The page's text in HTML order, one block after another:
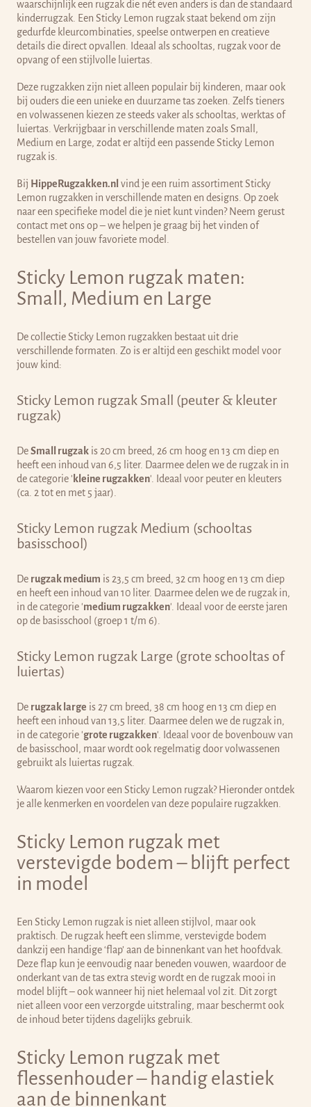
waarschijnlijk een rugzak die nét even anders is dan de standaard
kinderrugzak. Een Sticky Lemon rugzak staat bekend om zijn
gedurfde kleurcombinaties, speelse ontwerpen en creatieve
details die direct opvallen. Ideaal als schooltas, rugzak voor de
opvang of een stijlvolle luiertas.
Deze rugzakken zijn niet alleen populair bij kinderen, maar ook
bij ouders die een unieke en duurzame tas zoeken. Zelfs tieners
en volwassenen kiezen ze steeds vaker als schooltas, werktas of
luiertas. Verkrijgbaar in verschillende maten zoals Small,
Medium en Large, zodat er altijd een passende Sticky Lemon
rugzak is.
Bij HippeRugzakken.nl vind je een ruim assortiment Sticky
Lemon rugzakken in verschillende maten en designs. Op zoek
naar een specifieke model die je niet kunt vinden? Neem gerust
contact met ons op – we helpen je graag bij het vinden of
bestellen van jouw favoriete model.
Sticky Lemon rugzak maten:
Small, Medium en Large
De collectie Sticky Lemon rugzakken bestaat uit drie
verschillende formaten. Zo is er altijd een geschikt model voor
jouw kind:
Sticky Lemon rugzak Small (peuter & kleuter
rugzak)
DeSmall rugzak is 20 cm breed, 26 cm hoog en 13 cm diep en
heeft een inhoud van 6,5 liter. Daarmee delen we de rugzak in in
de categorie ' kleine rugzakken'. Ideaal voor peuter en kleuters
(ca. 2 tot en met 5 jaar).
Sticky Lemon rugzak Medium (schooltas
basisschool)
De rugzak medium is 23,5 cm breed, 32 cm hoog en 13 cm diep
en heeft een inhoud van 10 liter. Daarmee delen we de rugzak in,
in de categorie 'medium rugzakken'. Ideaal voor de eerste jaren
op de basisschool (groep 1 t/m 6).
Sticky Lemon rugzak Large (grote schooltas of
luiertas)
De rugzak large is 27 cm breed, 38 cm hoog en 13 cm diep en
heeft een inhoud van 13,5 liter. Daarmee delen we de rugzak in,
in de categorie 'grote rugzakken'. Ideaal voor de bovenbouw van
de basisschool, maar wordt ook regelmatig door volwassenen
gebruikt als luiertas rugzak.
Waarom kiezen voor een Sticky Lemon rugzak? Hieronder ontdek
je alle kenmerken en voordelen van deze populaire rugzakken.
Sticky Lemon rugzak met
verstevigde bodem – blijft perfect
in model
Een Sticky Lemon rugzak is niet alleen stijlvol, maar ook
praktisch. De rugzak heeft een slimme, verstevigde bodem
dankzij een handige ‘flap’ aan de binnenkant van het hoofdvak.
Deze flap kun je eenvoudig naar beneden vouwen, waardoor de
onderkant van de tas extra stevig wordt en de rugzak mooi in
model blijft – ook wanneer hij niet helemaal vol zit. Dit zorgt
niet alleen voor een verzorgde uitstraling, maar beschermt ook
de inhoud beter tijdens dagelijks gebruik.
Sticky Lemon rugzak met
flessenhouder – handig elastiek
aan de binnenkant